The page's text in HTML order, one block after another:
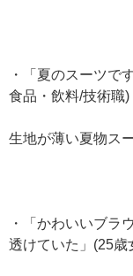
・「夏のスーツで
食品・飲料/技術職)
生地が薄い夏物ス
・「かわいいブラ
透けていた」(25歳